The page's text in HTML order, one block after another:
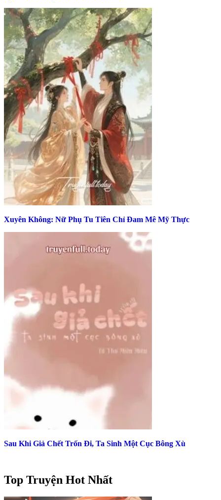
Xuyên Không: Nữ Phụ Tu Tiên Chỉ Đam Mê Mỹ Thực
Sau Khi Giả Chết Trốn Đi, Ta Sinh Một Cục Bông Xù
Top Truyện Hot Nhất